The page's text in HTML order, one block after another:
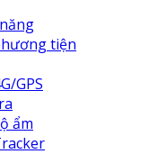
tiện
GPS
ẩm